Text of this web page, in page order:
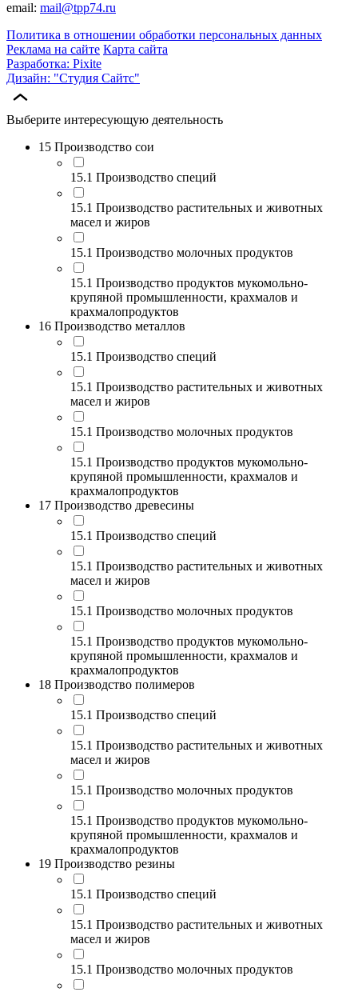
email: mail@tpp74.ru
Политика в отношении обработки персональных данных
Реклама на сайте Карта сайта
Разработка: Pixite
Дизайн: "Студия Сайтс"
Выберите интересующую деятельность
15 Производство сои
15.1 Производство специй
15.1 Производство растительных и животных
масел и жиров
15.1 Производство молочных продуктов
15.1 Производство продуктов мукомольно-
крупяной промышленности, крахмалов и
крахмалопродуктов
16 Производство металлов
15.1 Производство специй
15.1 Производство растительных и животных
масел и жиров
15.1 Производство молочных продуктов
15.1 Производство продуктов мукомольно-
крупяной промышленности, крахмалов и
крахмалопродуктов
17 Производство древесины
15.1 Производство специй
15.1 Производство растительных и животных
масел и жиров
15.1 Производство молочных продуктов
15.1 Производство продуктов мукомольно-
крупяной промышленности, крахмалов и
крахмалопродуктов
18 Производство полимеров
15.1 Производство специй
15.1 Производство растительных и животных
масел и жиров
15.1 Производство молочных продуктов
15.1 Производство продуктов мукомольно-
крупяной промышленности, крахмалов и
крахмалопродуктов
19 Производство резины
15.1 Производство специй
15.1 Производство растительных и животных
масел и жиров
15.1 Производство молочных продуктов